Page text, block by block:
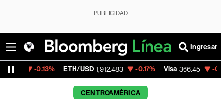
PUBLICIDAD
Ingresar
ETH/USD 1,912.483 -0.17% Visa 366.45 -0.57%
CENTROAMÉRICA